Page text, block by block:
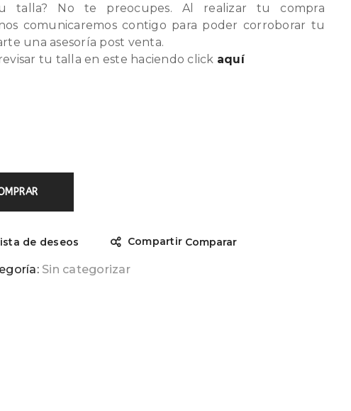
talla? No te preocupes. Al realizar tu compra
comunicaremos contigo para poder corroborar tu
una asesoría post venta.
tu talla en este haciendo click aquí
de deseos Compartir Comparar
Sin categorizar